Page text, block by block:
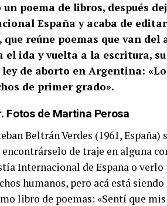
poema de libros, después
España y acaba de
que reúne poemas que van
ida y vuelta a la escritura,
de aborto en Argentina:
de primer grado».
Fotos de Martina Perosa
Beltrán Verdes (1961,
de traje en alguna
Internacional de España o verlo
humanos, pero acá está
libro de poemas: «Sentí que